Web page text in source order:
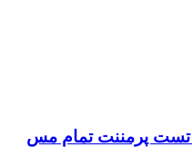
کابل شبکه Cat6 نگزنسUTP تست پرمننت تمام مس